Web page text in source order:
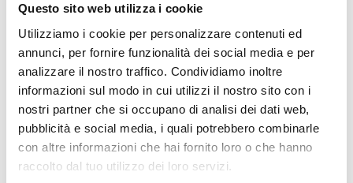
Questo sito web utilizza i cookie
Utilizziamo i cookie per personalizzare contenuti ed
annunci, per fornire funzionalità dei social media e per
analizzare il nostro traffico. Condividiamo inoltre
informazioni sul modo in cui utilizzi il nostro sito con i
nostri partner che si occupano di analisi dei dati web,
pubblicità e social media, i quali potrebbero combinarle
con altre informazioni che hai fornito loro o che hanno
raccolto dal tuo utilizzo dei loro servizi.
C9XE20N07 G 3/4 F 10
Beschreibung